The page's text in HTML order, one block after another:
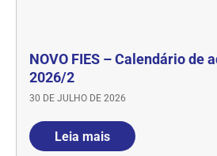
NOVO FIES – Calendário de
2026/2
30 DE JULHO DE 2026
Leia mais